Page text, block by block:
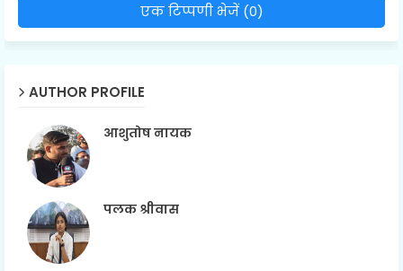
एक टिप्पणी भेजें (0)
AUTHOR PROFILE
आशुतोष नायक
पलक श्रीवास